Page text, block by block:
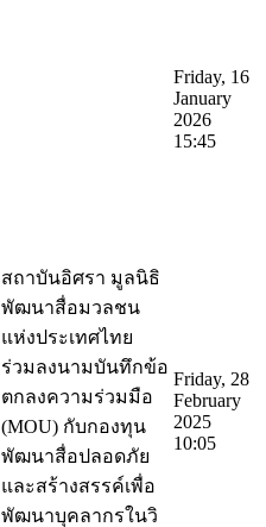
Friday, 16
January
2026
15:45
สถาบันอิศรา มูลนิธิ
พัฒนาสื่อมวลชน
แห่งประเทศไทย
ร่วมลงนามบันทึกข้อ
ตกลงความร่วมมือ
(MOU) กับกองทุน
พัฒนาสื่อปลอดภัย
และสร้างสรรค์เพื่อ
พัฒนาบุคลากรในวิ
Friday, 28
February
2025
10:05